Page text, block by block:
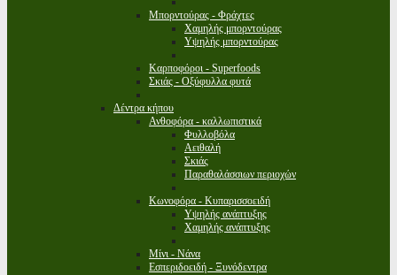
Μπορντούρας - Φράχτες
Χαμηλής μπορντούρας
Υψηλής μπορντούρας
Καρποφόροι - Superfoods
Σκιάς - Οξύφυλλα φυτά
Δέντρα κήπου
Ανθοφόρα - καλλωπιστικά
Φυλλοβόλα
Αειθαλή
Σκιάς
Παραθαλάσσιων περιοχών
Κωνοφόρα - Κυπαρισσοειδή
Υψηλής ανάπτυξης
Χαμηλής ανάπτυξης
Μίνι - Νάνα
Εσπεριδοειδή - Ξυνόδεντρα